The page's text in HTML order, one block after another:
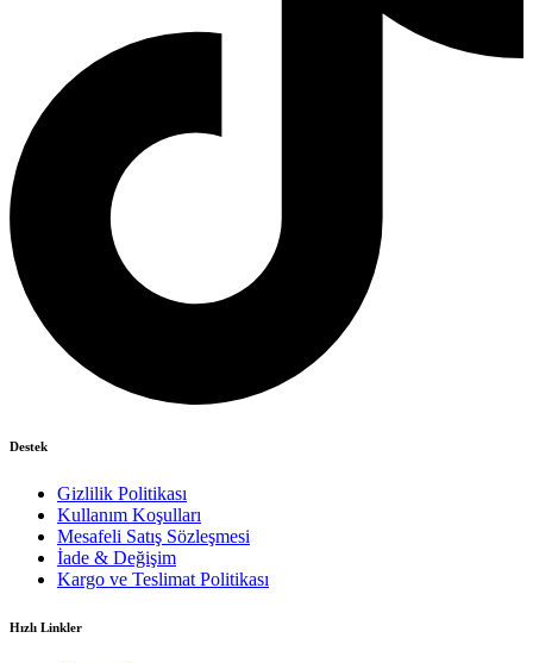
Destek
Gizlilik Politikası
Kullanım Koşulları
Mesafeli Satış Sözleşmesi
İade & Değişim
Kargo ve Teslimat Politikası
Hızlı Linkler